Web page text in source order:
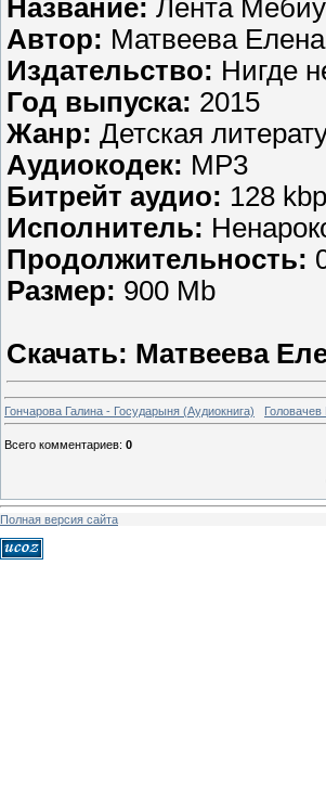
Название: Лента
Автор: Матвеева Елена
Издательство: Нигде
Год выпуска: 2015
Жанр: Детская
Аудиокодек: MP3
Битрейт аудио: 128
Исполнитель:
Продолжительность:
Размер: 900 Mb
Скачать: Матвеева
Гончарова Галина - Государыня (Аудиокнига)
Всего комментариев: 0
Полная версия сайта